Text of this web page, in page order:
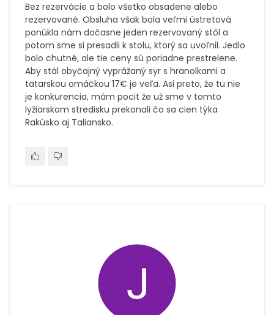
Bez rezervácie a bolo všetko obsadene alebo
rezervované. Obsluha však bola veľmi ústretová
ponúkla nám dočasne jeden rezervovaný stôl a
potom sme si presadli k stolu, ktorý sa uvoľnil. Jedlo
bolo chutné, ale tie ceny sú poriadne prestrelene.
Aby stál obyčajný vyprážaný syr s hranolkami a
tatarskou omáčkou 17€ je veľa. Asi preto, že tu nie
je konkurencia, mám pocit že už sme v tomto
lyžiarskom stredisku prekonali čo sa cien týka
Rakúsko aj Taliansko.